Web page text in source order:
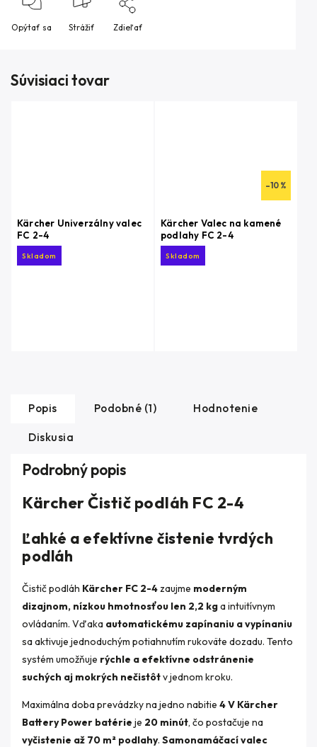
Opýtať sa Strážiť Zdieľať
Súvisiaci tovar
Kärcher Univerzálny valec
FC 2-4
Skladom
–10 %
Kärcher Valec na kamené
podlahy FC 2-4
Skladom
Popis Podobné (1) Hodnotenie
Diskusia
Podrobný popis
Kärcher Čistič podláh FC 2-4
Ľahké a efektívne čistenie tvrdých
podláh
Čistič podláh Kärcher FC 2-4 zaujme moderným
dizajnom, nízkou hmotnosťou len 2,2 kga intuitívnym
ovládaním. Vďaka automatickému zapínaniu a vypínaniu
sa aktivuje jednoduchým potiahnutím rukoväte dozadu. Tento
systém umožňuje rýchle a efektívne odstránenie
suchých aj mokrých nečistôtv jednom kroku.
Maximálna doba prevádzky na jedno nabitie 4 V Kärcher
Battery Power batérie je 20 minút, čo postačuje na
vyčistenie až 70 m² podlahy. Samonamáčací valec